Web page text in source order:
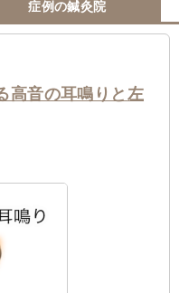
症例の鍼灸院
高音の耳鳴りと左